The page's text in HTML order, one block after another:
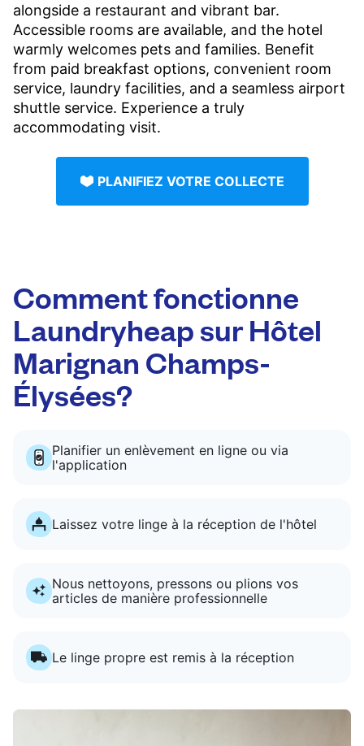
alongside a restaurant and vibrant bar.
Accessible rooms are available, and the hotel
warmly welcomes pets and families. Benefit
from paid breakfast options, convenient room
service, laundry facilities, and a seamless airport
shuttle service. Experience a truly
accommodating visit.
PLANIFIEZ VOTRE COLLECTE
Comment fonctionne
Laundryheap sur Hôtel
Marignan Champs-
Élysées?
Planifier un enlèvement en ligne ou via
l'application
Laissez votre linge à la réception de l'hôtel
Nous nettoyons, pressons ou plions vos
articles de manière professionnelle
Le linge propre est remis à la réception